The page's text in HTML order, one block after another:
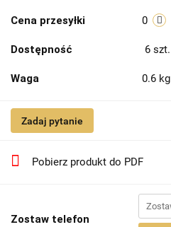
Cena przesyłki 0
Dostępność 6 szt.
Waga 0.6 kg
Zadaj pytanie
Pobierz produkt do PDF
Zostaw telefon